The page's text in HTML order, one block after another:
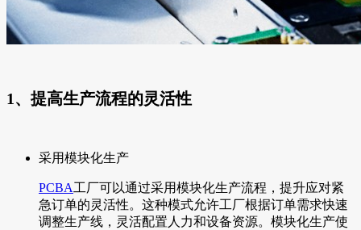
1、提高生产流程的灵活性
采用模块化生产
PCBA工厂可以通过采用模块化生产流程，提升应对紧
急订单的灵活性。这种模式允许工厂根据订单需求快速
调整生产线，灵活配置人力和设备资源。模块化生产使